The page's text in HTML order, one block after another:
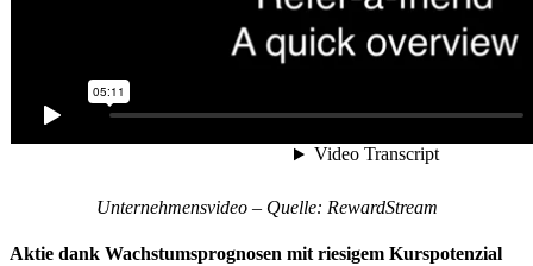
Unternehmensvideo – Quelle: RewardStream
Aktie dank Wachstumsprognosen mit riesigem Kurspotenzial